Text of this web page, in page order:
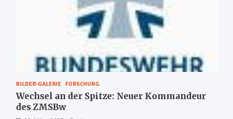
BILDER-GALERIE FORSCHUNG
Wechsel an der Spitze: Neuer Kommandeur
des ZMSBw